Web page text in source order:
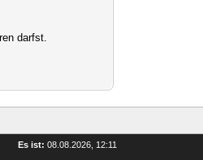
darfst.
Es ist: 08.08.2026, 12:11